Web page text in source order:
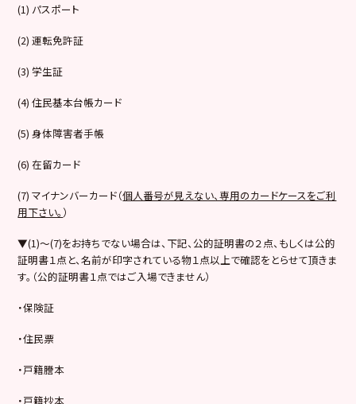
(1) パスポート
(2) 運転免許証
(3) 学生証
(4) 住民基本台帳カード
(5) 身体障害者手帳
(6) 在留カード
(7) マイナンバーカード（個人番号が見えない、専用のカードケースをご利
用下さい。 ）
▼(1)～(7)をお持ちでない場合は、下記、公的証明書の２点、もしくは公的
証明書１点と、名前が印字されている物１点以上で確認をとらせて頂きま
す。（公的証明書１点ではご入場できません）
・保険証
・住民票
・戸籍謄本
・戸籍抄本